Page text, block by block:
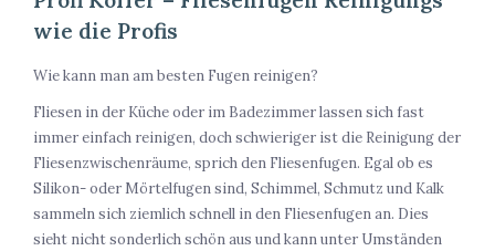
wie die Profis
Wie kann man am besten Fugen reinigen?
Fliesen in der Küche oder im Badezimmer lassen sich fast
immer einfach reinigen, doch schwieriger ist die Reinigung der
Fliesenzwischenräume, sprich den Fliesenfugen. Egal ob es
Silikon- oder Mörtelfugen sind, Schimmel, Schmutz und Kalk
sammeln sich ziemlich schnell in den Fliesenfugen an. Dies
sieht nicht sonderlich schön aus und kann unter Umständen